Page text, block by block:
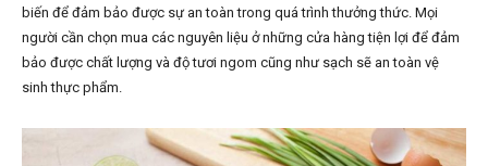
biến để đảm bảo được sự an toàn trong quá trình thưởng thức. Mọi
người cần chọn mua các nguyên liệu ở những cửa hàng tiện lợi để đảm
bảo được chất lượng và độ tươi ngom cũng như sạch sẽ an toàn vệ
sinh thực phẩm.